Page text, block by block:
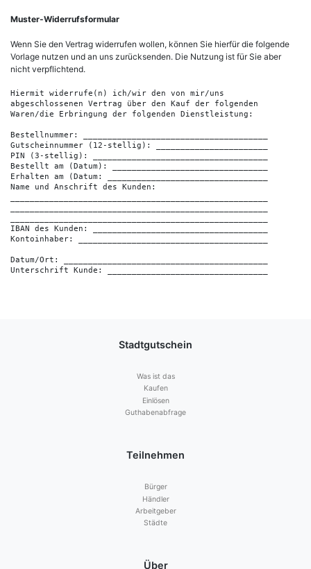
Muster-Widerrufsformular
Wenn Sie den Vertrag widerrufen wollen, können Sie hierfür die folgende
Vorlage nutzen und an uns zurücksenden. Die Nutzung ist für Sie aber
nicht verpflichtend.
Hiermit widerrufe(n) ich/wir den von mir/uns
abgeschlossenen Vertrag über den Kauf der folgenden
Waren/die Erbringung der folgenden Dienstleistung:
Bestellnummer: ______________________________________
Gutscheinnummer (12-stellig): _______________________
PIN (3-stellig): ____________________________________
Bestellt am (Datum): ________________________________
Erhalten am (Datum: _________________________________
Name und Anschrift des Kunden:
IBAN des Kunden: ____________________________________
Kontoinhaber: _______________________________________
Datum/Ort: __________________________________________
Stadtgutschein
Was ist das
Kaufen
Einlösen
Guthabenabfrage
Teilnehmen
Bürger
Händler
Arbeitgeber
Städte
Über